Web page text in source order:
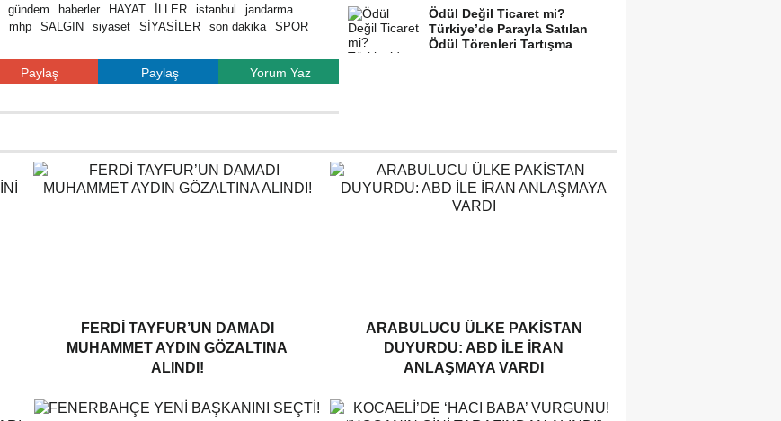
gündem haberler HAYAT İLLER istanbul
jandarma
mhp SALGIN siyaset SİYASİLER son dakika
SPOR
Paylaş Paylaş Yorum Yaz
Ödül Değil Ticaret mi?
Türkiye’de Parayla Satılan
Ödül Törenleri Tartışma
FERDI TAYFUR’UN DAMADI
MUHAMMET AYDIN GÖZALTINA
ALINDI!
ARABULUCU ÜLKE PAKISTAN
DUYURDU: ABD ILE İRAN
ANLAŞMAYA VARDI